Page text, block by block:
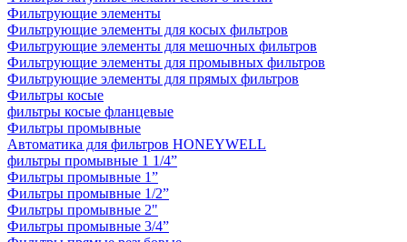
Фильтрующие элементы
Фильтрующие элементы для косых фильтров
Фильтрующие элементы для мешочных фильтров
Фильтрующие элементы для промывных фильтров
Фильтрующие элементы для прямых фильтров
Фильтры косые
фильтры косые фланцевые
Фильтры промывные
Автоматика для фильтров HONEYWELL
фильтры промывные 1 1/4”
Фильтры промывные 1”
Фильтры промывные 1/2”
Фильтры промывные 2"
Фильтры промывные 3/4”